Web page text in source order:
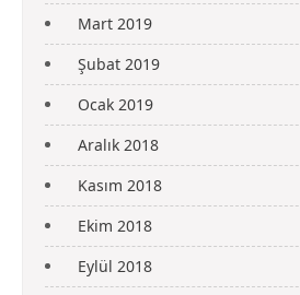
Mart 2019
Şubat 2019
Ocak 2019
Aralık 2018
Kasım 2018
Ekim 2018
Eylül 2018